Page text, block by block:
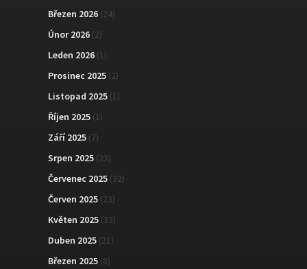
Březen 2026 (24)
Únor 2026 (2)
Leden 2026 (1)
Prosinec 2025 (2)
Listopad 2025 (1)
Říjen 2025 (1)
Září 2025 (7)
Srpen 2025 (23)
Červenec 2025 (32)
Červen 2025 (23)
Květen 2025 (32)
Duben 2025 (21)
Březen 2025 (8)